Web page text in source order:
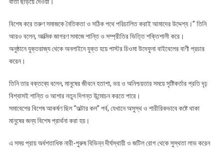
বার্তা ছড়িয়ে দেওয়া।
বিশেষ করে তরুণ সমাজকে নৈতিকতা ও সঠিক পথে পরিচালিত করাই আমাদের উদ্দেশ্য।” তিনি
আরও বলেন, আত্মিক জাগরণ সমাজে শান্তি ও সম্প্রীতির ভিত্তি শক্তিশালী করে।
অনুষ্ঠানে যুক্তরাজ্য থেকে অনলাইনে যুক্ত হয়ে পাস্টর চিওমা উদেফুনা বাইবেলের বাণী প্রচার
করেন।
তিনি তার বক্তব্যে বলেন, মানুষের জীবনে হতাশা, ভয় ও অনিশ্চয়তার সময়ে সৃষ্টিকর্তার প্রতি দৃঢ়
বিশ্বাসই শান্তি ও আশার নতুন দিগন্ত উন্মোচন করতে পারে।
সমাবেশের বিশেষ আকর্ষণ ছিল “অল্টার কল” পর্ব, যেখানে অসুস্থ ও শারীরিকভাবে কষ্টে থাকা
মানুষের জন্য বিশেষ প্রার্থনা করা হয়।
এ সময় প্রায় অর্ধশতাধিক নারী-পুরুষ বিভিন্ন দীর্ঘস্থায়ী ও জটিল রোগ থেকে সুস্থতা লাভ করেন